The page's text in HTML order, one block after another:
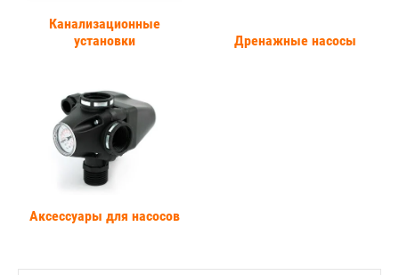
Канализационные
установки
Дренажные насосы
Аксессуары для насосов